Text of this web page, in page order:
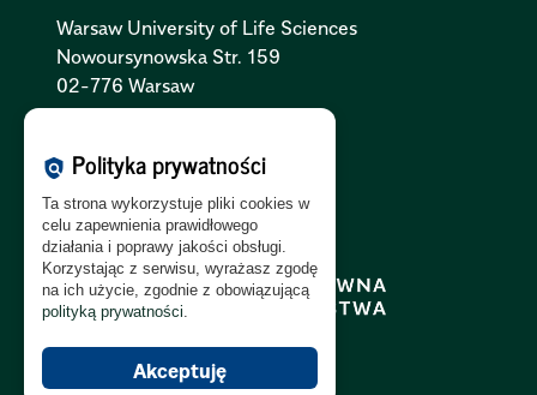
Warsaw University of Life Sciences
Nowoursynowska Str. 159
02-776 Warsaw
Polityka Prywatności:PL
Polityka RODO:PL|EN
policy Polityka prywatności
Ta strona wykorzystuje pliki cookies w
celu zapewnienia prawidłowego
działania i poprawy jakości obsługi.
Korzystając z serwisu, wyrażasz zgodę
na ich użycie, zgodnie z obowiązującą
polityką prywatności
Akceptuję